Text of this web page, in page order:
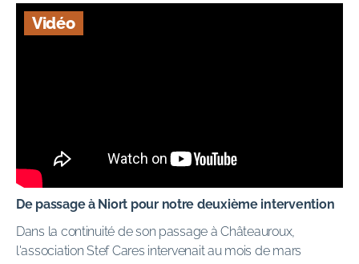
Vidéo
De passage à Niort pour notre deuxième intervention
Dans la continuité de son passage à Châteauroux,
l'association Stef Cares intervenait au mois de mars